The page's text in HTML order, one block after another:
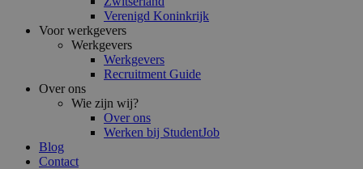
Verenigd Koninkrijk
Voor werkgevers
Werkgevers
Werkgevers
Recruitment Guide
Over ons
Wie zijn wij?
Over ons
Werken bij StudentJob
Blog
Contact